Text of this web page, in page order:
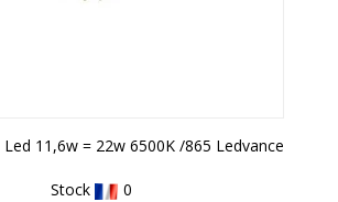
Led 11,6w = 22w 6500K /865 Ledvance
Stock
0